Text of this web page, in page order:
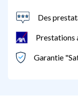
Des
Prestations
Garantie